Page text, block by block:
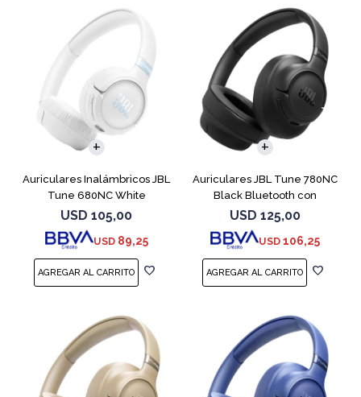
Auriculares Inalámbricos JBL
Tune 680NC White
USD 105,00
USD 89,25
Auriculares JBL Tune 780NC
Black Bluetooth con
Micrófono
USD 125,00
USD 106,25